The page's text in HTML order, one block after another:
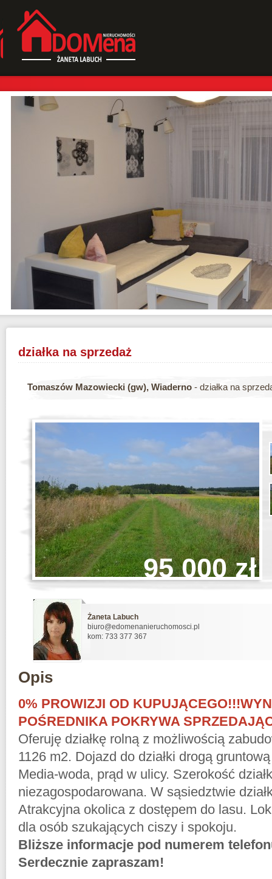
działka na sprzedaż
Tomaszów Mazowiecki (gw), Wiaderno - działka na
95 000 zł
Żaneta Labuch
biuro@edomenanieruchomosci.pl
kom: 733 377 367
Opis
0% PROWIZJI OD
POŚREDNIKA POKRYWA
Oferuję działkę rolną z możliwością
1126 m2. Dojazd do działki drogą
Media-woda, prąd w ulicy. Szerokość
niezagospodarowana. W sąsiedztwie
Atrakcyjna okolica z dostępem do lasu.
dla osób szukających ciszy i spokoju.
Bliższe informacje pod numerem
Serdecznie zapraszam!